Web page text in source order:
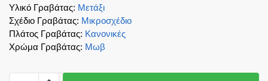
Υλικό Γραβάτας: Μετάξι
Σχέδιο Γραβάτας: Μικροσχέδιο
Πλάτος Γραβάτας: Κανονικές
Χρώμα Γραβάτας: Μωβ